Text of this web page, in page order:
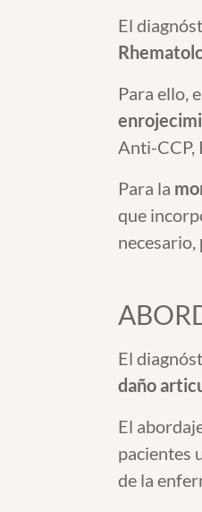
El
Para ello,
Anti-CCP,
Para la
que
necesario,
El
daño
El
pacientes
de la